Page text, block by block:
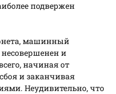
подвержен
машинный
и
начиная от
и заканчивая
Неудивительно, что